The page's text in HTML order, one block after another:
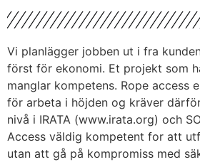
Vi planlägger jobben ut i fra
först för ekonomi. Et projekt som
manglar kompetens. Rope access
för arbeta i höjden og kräver
nivå i IRATA (www.irata.org) och
Access väldig kompetent for att
utan att gå på kompromiss med